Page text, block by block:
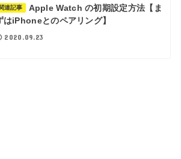
連記事
Apple Watch の初期設定方法【ま
はiPhoneとのペアリング】
2020.09.23